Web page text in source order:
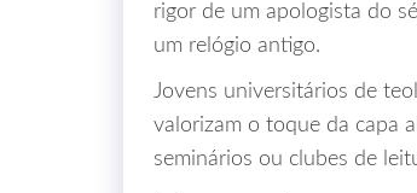
rigor de um apologista do
um relógio antigo.
Jovens universitários de
valorizam o toque da capa
seminários ou clubes de